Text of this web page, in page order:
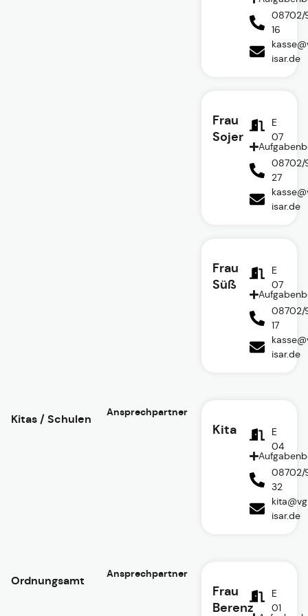
08702/
16
isar.de
Frau
Sojer
E
07
08702/
27
isar.de
Frau
Süß
E
07
08702/
17
isar.de
Kitas / Schulen Ansprechpartner
Kita
E
04
08702/
32
isar.de
Ordnungsamt Ansprechpartner
Frau
Berenz
E
01